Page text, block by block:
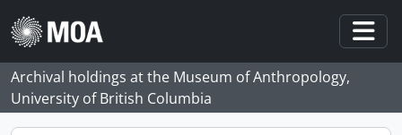
Skip to main content
Archival holdings at the Museum of Anthropology,
University of British Columbia